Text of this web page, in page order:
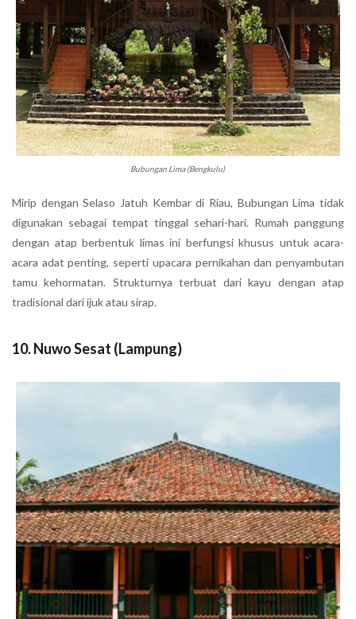
Bubungan Lima (Bengkulu)
Mirip dengan Selaso Jatuh Kembar di Riau, Bubungan Lima tidak
digunakan sebagai tempat tinggal sehari-hari. Rumah panggung
dengan atap berbentuk limas ini berfungsi khusus untuk acara-
acara adat penting, seperti upacara pernikahan dan penyambutan
tamu kehormatan. Strukturnya terbuat dari kayu dengan atap
tradisional dari ijuk atau sirap.
10. Nuwo Sesat (Lampung)